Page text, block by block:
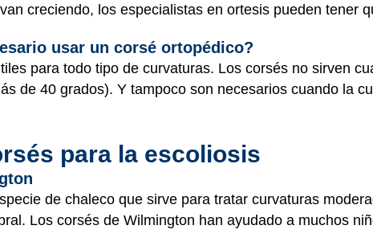
creciendo, los especialistas en ortesis pueden tener
usar un corsé ortopédico?
para todo tipo de curvaturas. Los corsés no sirven
de 40 grados). Y tampoco son necesarios cuando la
para la escoliosis
de chaleco que sirve para tratar curvaturas
Los corsés de Wilmington han ayudado a muchos